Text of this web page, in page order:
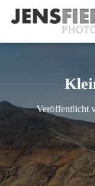
Veröffentlicht